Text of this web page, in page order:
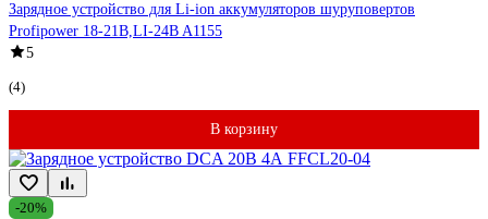
Зарядное устройство для Li-ion аккумуляторов шуруповертов
Profipower 18-21В,LI-24B A1155
5
(4)
В корзину
-20%